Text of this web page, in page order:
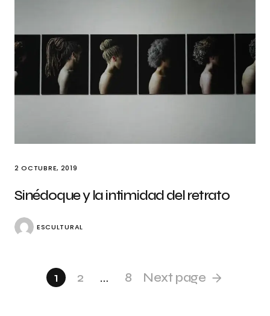
2 OCTUBRE, 2019
Sinédoque y la intimidad del retrato
ESCULTURAL
1 2 … 8 Next page